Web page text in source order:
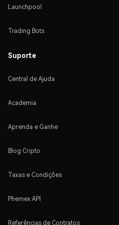
Launchpool
Trading Bots
Suporte
Central de Ajuda
Academia
Aprenda e Ganhe
Blog Cripto
Taxas e Condições
Phemex API
Referências de Contratos